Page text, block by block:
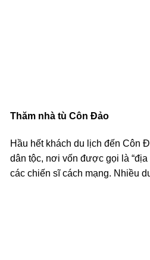
Thăm nhà tù Côn Đảo
Hầu hết khách du lịch đến Côn
dân tộc, nơi vốn được gọi là
các chiến sĩ cách mạng. Nhiều